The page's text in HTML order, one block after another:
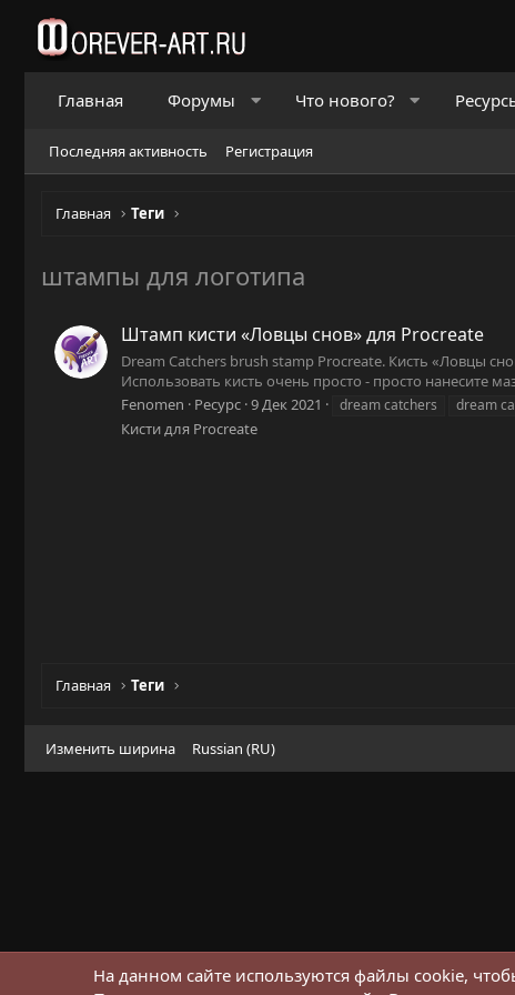
Главная Форумы Что нового?
Последняя активность Регистрация
Главная Теги
штампы для логотипа
Штамп кисти «Ловцы снов» для Procreate
Dream Catchers brush stamp Procreate. Кисть «Ловцы
Использовать кисть очень просто - просто нанесите
Fenomen
Ресурс 9 Дек 2021 dream catchers dream
Кисти для Procreate
Главная Теги
Изменить ширина Russian (RU)
На данном сайте используются файлы cookie,